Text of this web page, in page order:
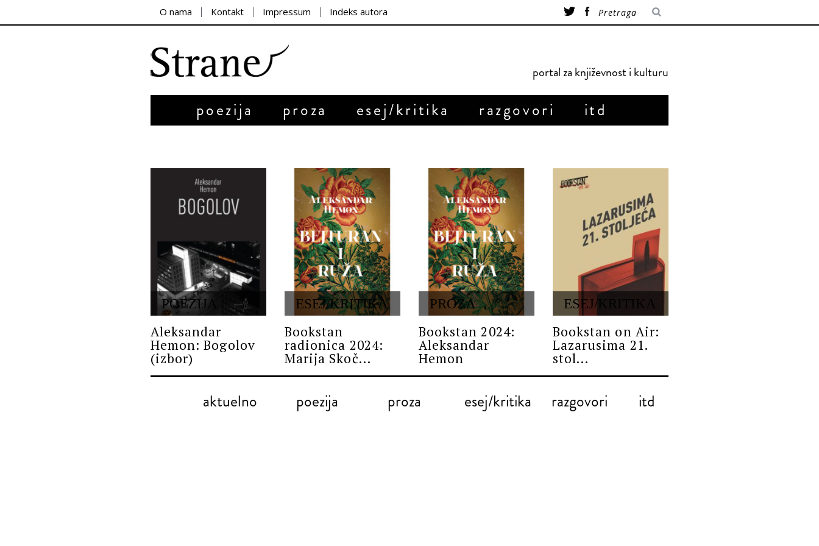
O nama Kontakt Impressum Indeks autora
portal za književnost i kulturu
poezija proza esej/kritika razgovori itd
POEZIJA
Aleksandar
Hemon: Bogolov
(izbor)
ESEJ/KRITIKA
Bookstan
radionica 2024:
Marija Skoč...
PROZA
Bookstan 2024:
Aleksandar
Hemon
ESEJ/KRITIKA
Bookstan on Air:
Lazarusima 21.
stol...
aktuelno poezija proza esej/kritika razgovori itd